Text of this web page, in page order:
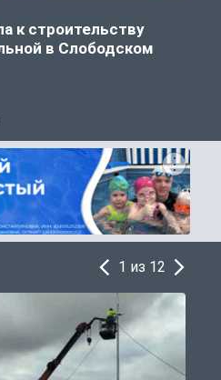
к строительству
в Слободском
1 из 12